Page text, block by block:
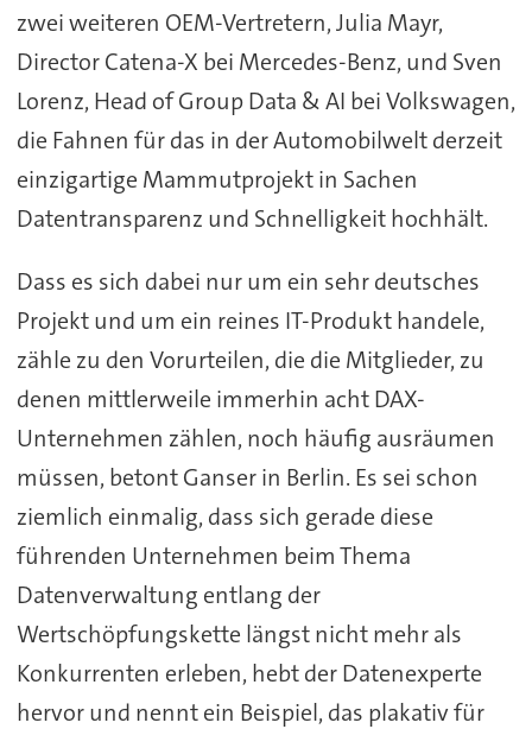
zwei weiteren OEM-Vertretern, Julia Mayr,
Director Catena-X bei Mercedes-Benz, und Sven
Lorenz, Head of Group Data & AI bei Volkswagen,
die Fahnen für das in der Automobilwelt derzeit
einzigartige Mammutprojekt in Sachen
Datentransparenz und Schnelligkeit hochhält.
Dass es sich dabei nur um ein sehr deutsches
Projekt und um ein reines IT-Produkt handele,
zähle zu den Vorurteilen, die die Mitglieder, zu
denen mittlerweile immerhin acht DAX-
Unternehmen zählen, noch häufig ausräumen
müssen, betont Ganser in Berlin. Es sei schon
ziemlich einmalig, dass sich gerade diese
führenden Unternehmen beim Thema
Datenverwaltung entlang der
Wertschöpfungskette längst nicht mehr als
Konkurrenten erleben, hebt der Datenexperte
hervor und nennt ein Beispiel, das plakativ für